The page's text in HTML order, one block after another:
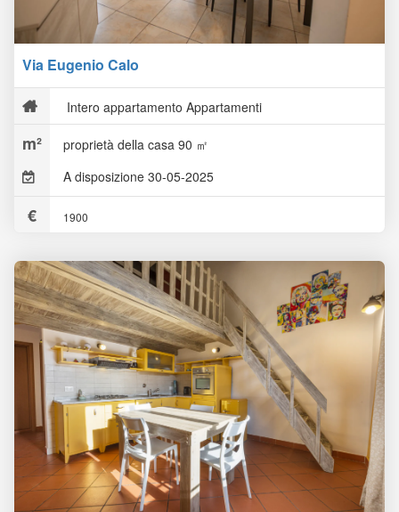
Via Eugenio Calo
Intero appartamento Appartamenti
proprietà della casa 90 ㎡
A disposizione 30-05-2025
1900